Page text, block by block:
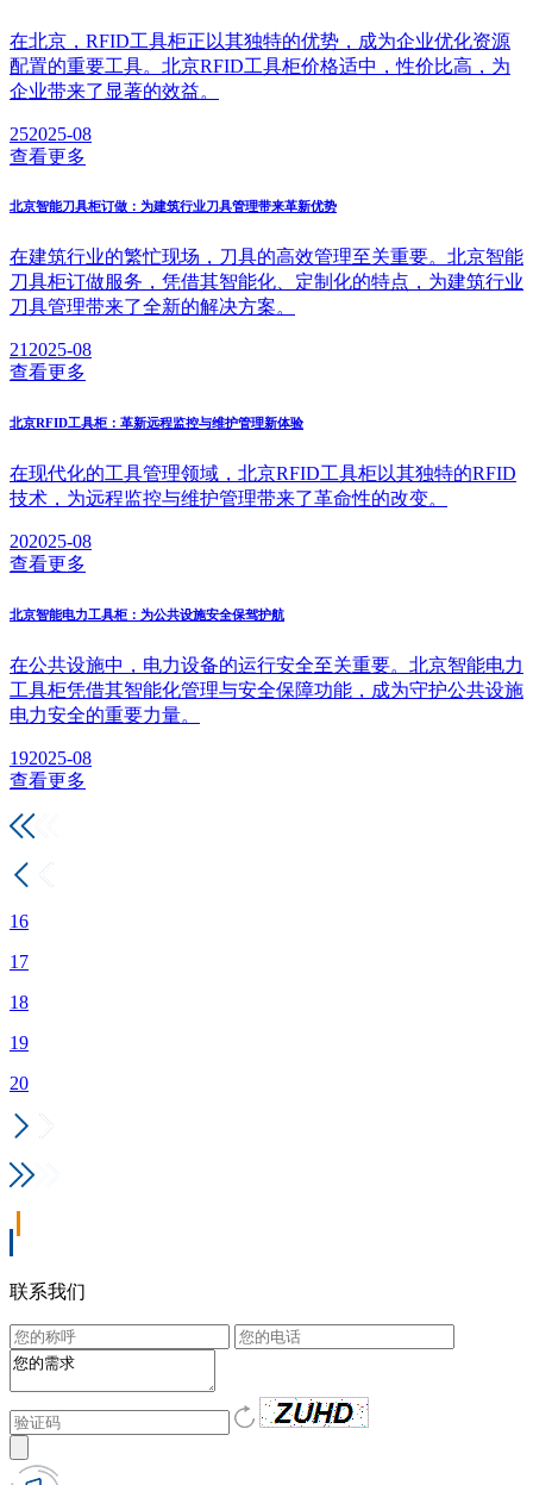
在北京，RFID工具柜正以其独特的优势，成为企业优化资源
配置的重要工具。北京RFID工具柜价格适中，性价比高，为
企业带来了显著的效益。
252025-08
查看更多
北京智能刀具柜订做：为建筑行业刀具管理带来革新优势
在建筑行业的繁忙现场，刀具的高效管理至关重要。北京智能
刀具柜订做服务，凭借其智能化、定制化的特点，为建筑行业
刀具管理带来了全新的解决方案。
212025-08
查看更多
北京RFID工具柜：革新远程监控与维护管理新体验
在现代化的工具管理领域，北京RFID工具柜以其独特的RFID
技术，为远程监控与维护管理带来了革命性的改变。
202025-08
查看更多
北京智能电力工具柜：为公共设施安全保驾护航
在公共设施中，电力设备的运行安全至关重要。北京智能电力
工具柜凭借其智能化管理与安全保障功能，成为守护公共设施
电力安全的重要力量。
192025-08
查看更多
16
17
18
19
20
联系我们